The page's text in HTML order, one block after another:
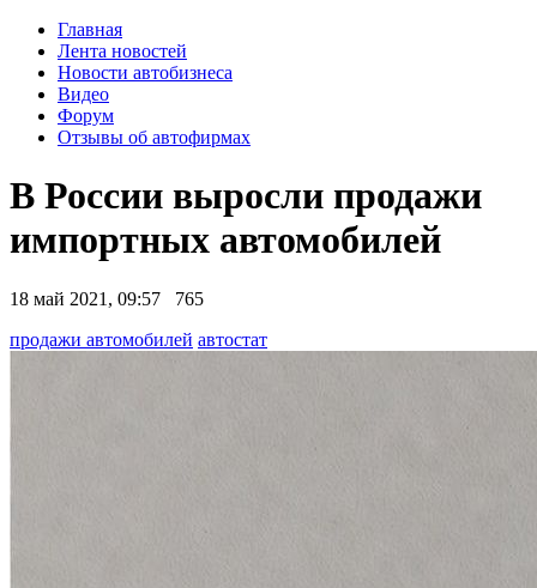
Главная
Лента новостей
Новости автобизнеса
Видео
Форум
Отзывы об автофирмах
В России выросли продажи
импортных автомобилей
18 май 2021, 09:57
765
продажи автомобилей автостат